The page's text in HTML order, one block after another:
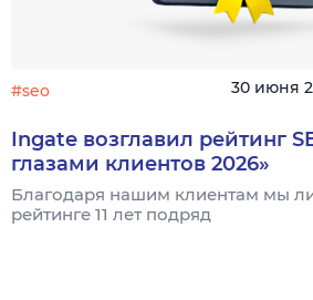
#seo 30 июня
Ingate возглавил рейтинг
глазами клиентов 2026»
Благодаря нашим клиентам мы
рейтинге 11 лет подряд